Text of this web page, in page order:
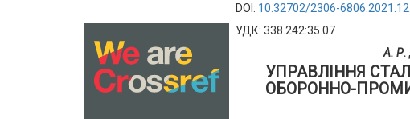
DOI: 10.32702/2306-
УДК: 338.242:35.07
А. Р.
УПРАВЛІННЯ
ОБОРОННО-